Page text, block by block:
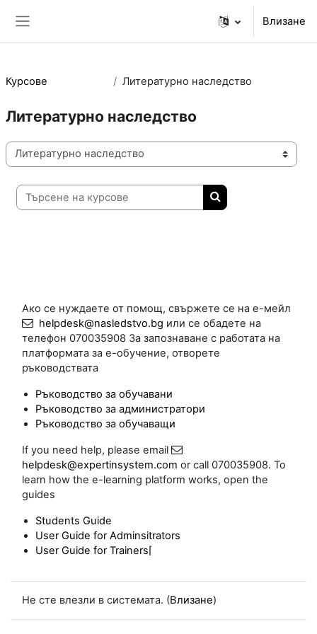
Влизане
Курсове Литературно наследство
Литературно наследство
Категории курсове
Търсене на курсове
Търсене на курсове
Ако се нуждаете от помощ, свържете се на е-мейл
helpdesk@nasledstvo.bg или се обадете на
телефон 070035908 За запознаване с работата на
платформата за е-обучение, отворете
ръководствата
Ръководство за обучавани
Ръководство за администратори
Ръководство за обучаващи
If you need help, please email
helpdesk@expertinsystem.com or call 070035908. To
learn how the e-learning platform works, open the
guides
Students Guide
User Guide for Adminsitrators
User Guide for Trainers⌈
Не сте влезли в системата. (Влизане)